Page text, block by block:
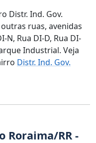
Distr. Ind. Gov.
ruas, avenidas
N, Rua DI-D, Rua DI-
Industrial. Veja
Distr. Ind. Gov.
Roraima/RR -